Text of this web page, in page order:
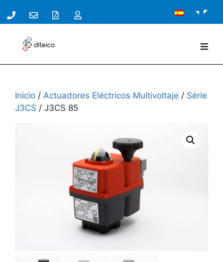
Inicio / Actuadores Eléctricos Multivoltaje / Série
J3CS / J3CS 85